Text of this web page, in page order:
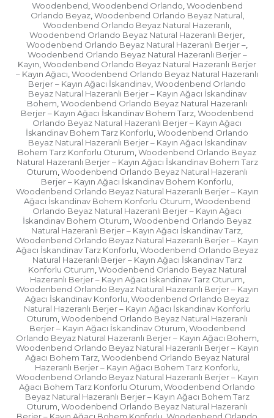
Woodenbend, Woodenbend Orlando, Woodenbend
Orlando Beyaz, Woodenbend Orlando Beyaz Natural,
Woodenbend Orlando Beyaz Natural Hazeranlı,
Woodenbend Orlando Beyaz Natural Hazeranlı Berjer,
Woodenbend Orlando Beyaz Natural Hazeranlı Berjer –,
Woodenbend Orlando Beyaz Natural Hazeranlı Berjer –
Kayın, Woodenbend Orlando Beyaz Natural Hazeranlı Berjer
– Kayın Ağacı, Woodenbend Orlando Beyaz Natural Hazeranlı
Berjer – Kayın Ağacı İskandinav, Woodenbend Orlando
Beyaz Natural Hazeranlı Berjer – Kayın Ağacı İskandinav
Bohem, Woodenbend Orlando Beyaz Natural Hazeranlı
Berjer – Kayın Ağacı İskandinav Bohem Tarz, Woodenbend
Orlando Beyaz Natural Hazeranlı Berjer – Kayın Ağacı
İskandinav Bohem Tarz Konforlu, Woodenbend Orlando
Beyaz Natural Hazeranlı Berjer – Kayın Ağacı İskandinav
Bohem Tarz Konforlu Oturum, Woodenbend Orlando Beyaz
Natural Hazeranlı Berjer – Kayın Ağacı İskandinav Bohem Tarz
Oturum, Woodenbend Orlando Beyaz Natural Hazeranlı
Berjer – Kayın Ağacı İskandinav Bohem Konforlu,
Woodenbend Orlando Beyaz Natural Hazeranlı Berjer – Kayın
Ağacı İskandinav Bohem Konforlu Oturum, Woodenbend
Orlando Beyaz Natural Hazeranlı Berjer – Kayın Ağacı
İskandinav Bohem Oturum, Woodenbend Orlando Beyaz
Natural Hazeranlı Berjer – Kayın Ağacı İskandinav Tarz,
Woodenbend Orlando Beyaz Natural Hazeranlı Berjer – Kayın
Ağacı İskandinav Tarz Konforlu, Woodenbend Orlando Beyaz
Natural Hazeranlı Berjer – Kayın Ağacı İskandinav Tarz
Konforlu Oturum, Woodenbend Orlando Beyaz Natural
Hazeranlı Berjer – Kayın Ağacı İskandinav Tarz Oturum,
Woodenbend Orlando Beyaz Natural Hazeranlı Berjer – Kayın
Ağacı İskandinav Konforlu, Woodenbend Orlando Beyaz
Natural Hazeranlı Berjer – Kayın Ağacı İskandinav Konforlu
Oturum, Woodenbend Orlando Beyaz Natural Hazeranlı
Berjer – Kayın Ağacı İskandinav Oturum, Woodenbend
Orlando Beyaz Natural Hazeranlı Berjer – Kayın Ağacı Bohem,
Woodenbend Orlando Beyaz Natural Hazeranlı Berjer – Kayın
Ağacı Bohem Tarz, Woodenbend Orlando Beyaz Natural
Hazeranlı Berjer – Kayın Ağacı Bohem Tarz Konforlu,
Woodenbend Orlando Beyaz Natural Hazeranlı Berjer – Kayın
Ağacı Bohem Tarz Konforlu Oturum, Woodenbend Orlando
Beyaz Natural Hazeranlı Berjer – Kayın Ağacı Bohem Tarz
Oturum, Woodenbend Orlando Beyaz Natural Hazeranlı